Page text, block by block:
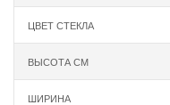
ЦВЕТ СТЕКЛА
ВЫСОТА СМ
ШИРИНА